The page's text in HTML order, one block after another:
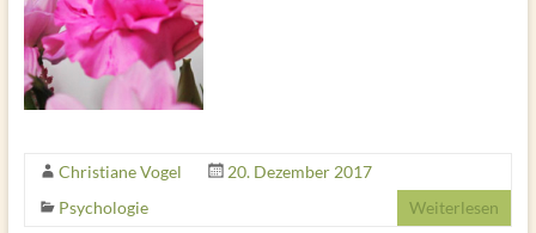
Christiane Vogel
20. Dezember 2017
Psychologie
Weiterlesen